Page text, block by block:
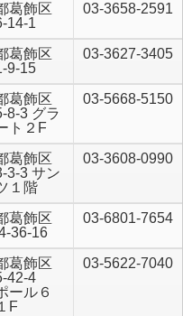
葛飾区
14-1
03-3658-2591
葛飾区
9-15
03-3627-3405
葛飾区
8-3 グラ
ト２F
03-5668-5150
葛飾区
3-3 サン
１階
03-3608-0990
葛飾区
36-16
03-6801-7654
葛飾区
42-4
ール６
F
03-5622-7040